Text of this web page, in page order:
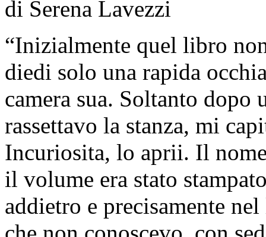
di Serena Lavezzi
“Inizialmente quel libro
diedi solo una rapida
camera sua. Soltanto
rassettavo la stanza, mi
Incuriosita, lo aprii. Il
il volume era stato
addietro e precisamente